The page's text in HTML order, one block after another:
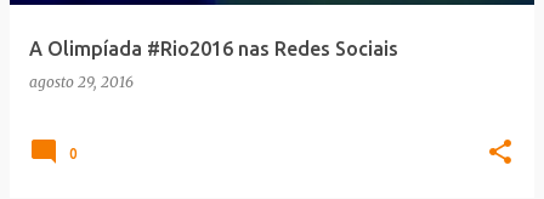
A Olimpíada #Rio2016 nas Redes Sociais
agosto 29, 2016
0